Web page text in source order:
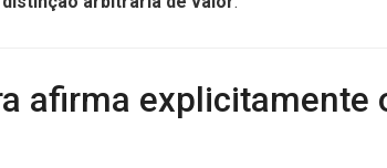
afirma explicitamente